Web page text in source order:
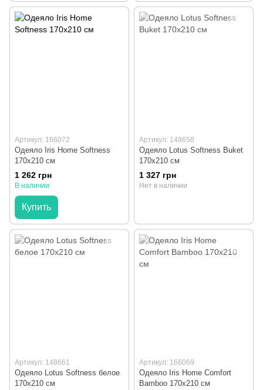
Артикул: 166072
Одеяло Iris Home Softness
170х210 см
1 262 грн
В наличии
Купить
Артикул: 148658
Одеяло Lotus Softness Buket
170x210 см
1 327 грн
Нет в наличии
Артикул: 148661
Одеяло Lotus Softness белое
170x210 см
Артикул: 166069
Одеяло Iris Home Comfort
Bamboo 170х210 см